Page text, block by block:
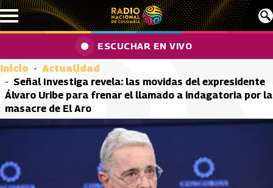
Pasar al contenido principal
ESCUCHAR EN VIVO
Inicio
Actualidad
Señal Investiga revela: las movidas del expresidente
Álvaro Uribe para frenar el llamado a indagatoria por la
masacre de El Aro